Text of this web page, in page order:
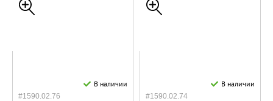
#1590.02.76
В наличии
#1590.02.74
В наличии